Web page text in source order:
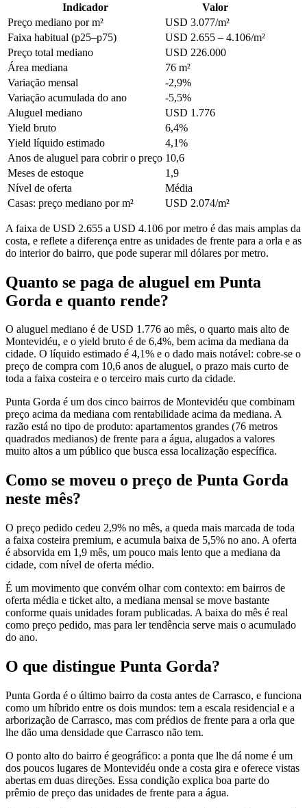
Indicador
Valor
Preço mediano por m²
USD 3.077/m²
Faixa habitual (p25–p75)
USD 2.655 – 4.106/m²
Preço total mediano
USD 226.000
Área mediana
76 m²
Variação mensal
-2,9%
Variação acumulada do ano
-5,5%
Aluguel mediano
USD 1.776
Yield bruto
6,4%
Yield líquido estimado
4,1%
Anos de aluguel para cobrir o preço 10,6
Meses de estoque
1,9
Nível de oferta
Média
Casas: preço mediano por m²
USD 2.074/m²
A faixa de USD 2.655 a USD 4.106 por metro é das mais amplas da
costa, e reflete a diferença entre as unidades de frente para a orla e as
do interior do bairro, que pode superar mil dólares por metro.
Quanto se paga de aluguel em Punta
Gorda e quanto rende?
O aluguel mediano é de USD 1.776 ao mês, o quarto mais alto de
Montevidéu, e o yield bruto é de 6,4%, bem acima da mediana da
cidade. O líquido estimado é 4,1% e o dado mais notável: cobre-se o
preço de compra com 10,6 anos de aluguel, o prazo mais curto de
toda a faixa costeira e o terceiro mais curto da cidade.
Punta Gorda é um dos cinco bairros de Montevidéu que combinam
preço acima da mediana com rentabilidade acima da mediana. A
razão está no tipo de produto: apartamentos grandes (76 metros
quadrados medianos) de frente para a água, alugados a valores
muito altos a um público que busca essa localização específica.
Como se moveu o preço de Punta Gorda
neste mês?
O preço pedido cedeu 2,9% no mês, a queda mais marcada de toda
a faixa costeira premium, e acumula baixa de 5,5% no ano. A oferta
é absorvida em 1,9 mês, um pouco mais lento que a mediana da
cidade, com nível de oferta médio.
É um movimento que convém olhar com contexto: em bairros de
oferta média e ticket alto, a mediana mensal se move bastante
conforme quais unidades foram publicadas. A baixa do mês é real
como preço pedido, mas para ler tendência serve mais o acumulado
do ano.
O que distingue Punta Gorda?
Punta Gorda é o último bairro da costa antes de Carrasco, e funciona
como um híbrido entre os dois mundos: tem a escala residencial e a
arborização de Carrasco, mas com prédios de frente para a orla que
lhe dão uma densidade que Carrasco não tem.
O ponto alto do bairro é geográfico: a ponta que lhe dá nome é um
dos poucos lugares de Montevidéu onde a costa gira e oferece vistas
abertas em duas direções. Essa condição explica boa parte do
prêmio de preço das unidades de frente para a água.